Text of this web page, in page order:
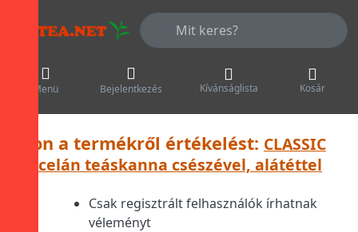
Adja meg a keresőszót. Az első
Menü Bejelentkezés Kívánságlista Kosár
Írjon a termékről értékelést: CLASSIC
porcelán teáskanna csészével, alátéttel
Csak regisztrált felhasználók írhatnak
véleményt